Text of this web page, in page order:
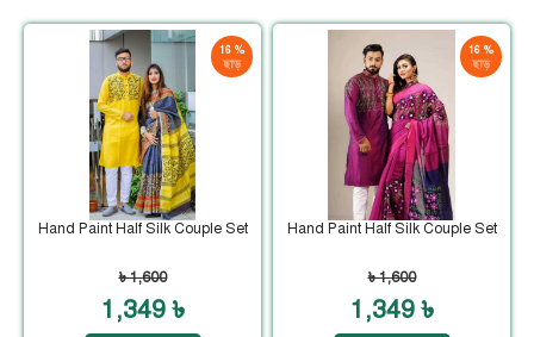
16 %
ছাড়
Hand Paint Half Silk Couple Set
৳ 1,600
1,349 ৳
16 %
ছাড়
Hand Paint Half Silk Couple Set
৳ 1,600
1,349 ৳